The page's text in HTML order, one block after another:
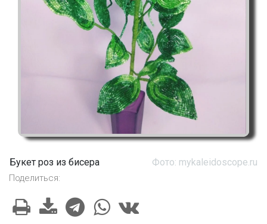
Букет роз из бисера Фото: mykaleidoscope.ru
Поделиться: